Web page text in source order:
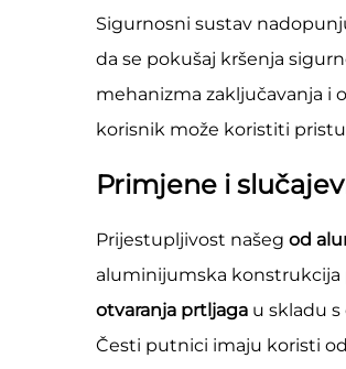
Sigurnosni sustav
da se pokušaj kršenja
mehanizma zaključavanja i
korisnik može koristiti
Primjene i
Prijestupljivost našeg od
aluminijumska konstrukcija
otvaranja prtljaga u skladu s
Česti putnici imaju koristi